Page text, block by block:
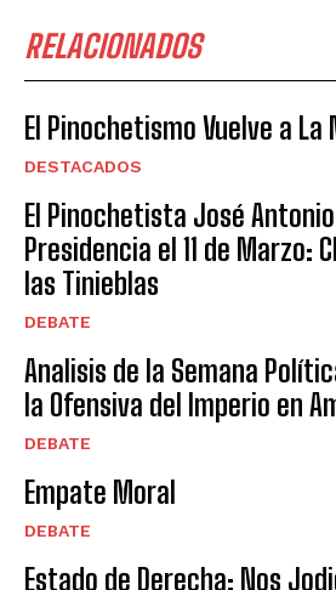
RELACIONADOS
El Pinochetismo Vuelve a La
DESTACADOS
El Pinochetista José
Presidencia el 11 de Marzo:
las Tinieblas
DEBATE
Analisis de la Semana
la Ofensiva del Imperio en
DEBATE
Empate Moral
DEBATE
Estado de Derecha: Nos